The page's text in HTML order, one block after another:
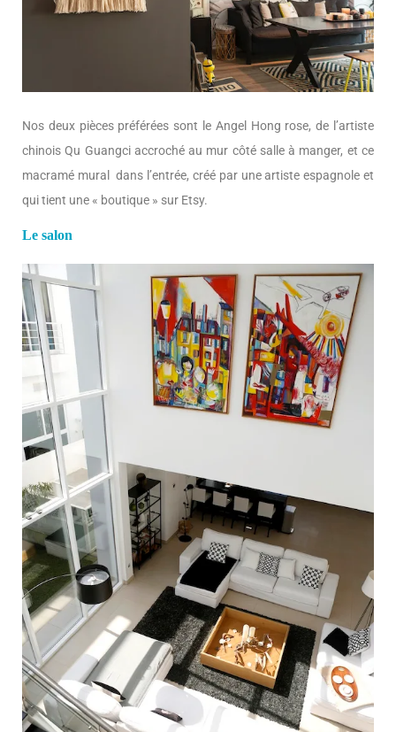
Nos deux pièces préférées sont le Angel Hong rose, de l’artiste
chinois Qu Guangci accroché au mur côté salle à manger, et ce
macramé mural dans l’entrée, créé par une artiste espagnole et
qui tient une « boutique » sur Etsy.
Le salon